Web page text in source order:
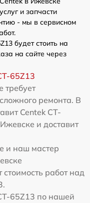
и запчасти
- мы в сервисном
будет стоить на
на сайте через
65Z13
требует
ремонта. В
Centek CT-
и доставит
и наш мастер
стоимость работ над
65Z13 по нашей